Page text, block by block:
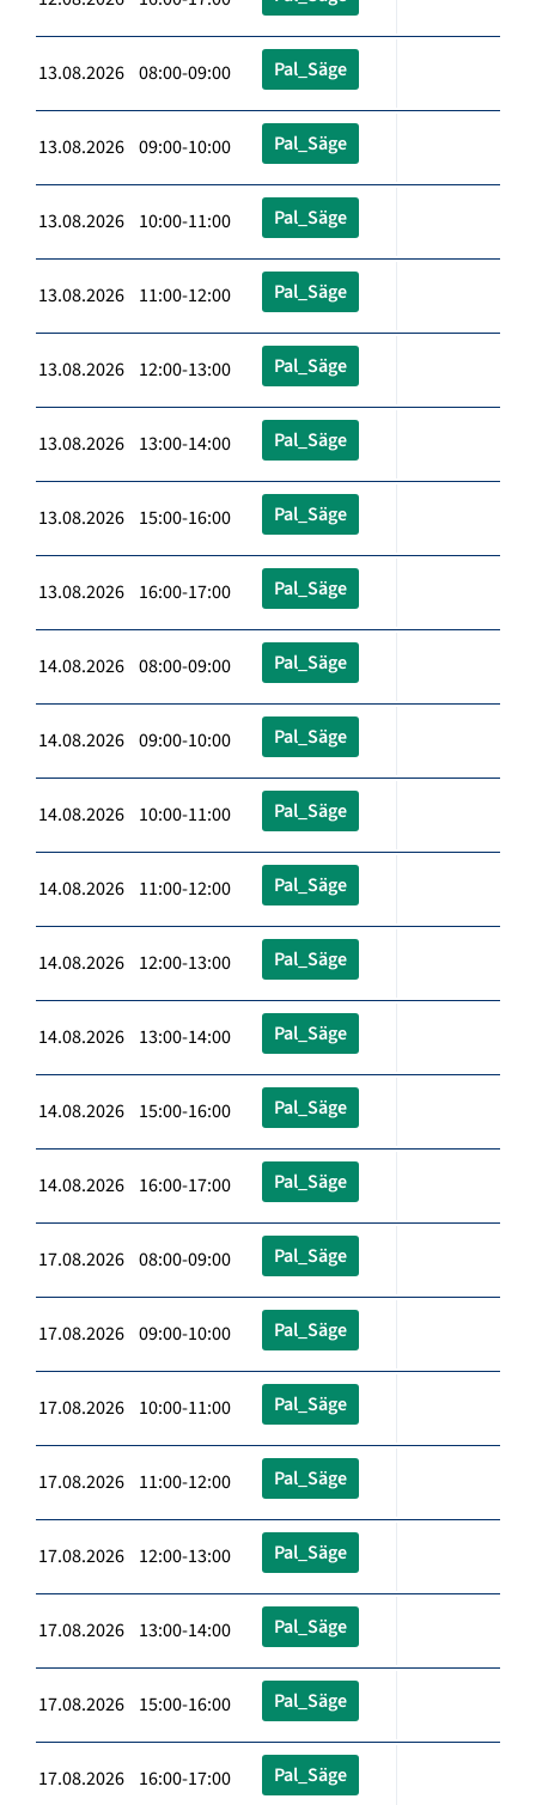
13.08.2026 08:00-09:00 Pal_Säge
13.08.2026 09:00-10:00 Pal_Säge
13.08.2026 10:00-11:00 Pal_Säge
13.08.2026 11:00-12:00 Pal_Säge
13.08.2026 12:00-13:00 Pal_Säge
13.08.2026 13:00-14:00 Pal_Säge
13.08.2026 15:00-16:00 Pal_Säge
13.08.2026 16:00-17:00 Pal_Säge
14.08.2026 08:00-09:00 Pal_Säge
14.08.2026 09:00-10:00 Pal_Säge
14.08.2026 10:00-11:00 Pal_Säge
14.08.2026 11:00-12:00 Pal_Säge
14.08.2026 12:00-13:00 Pal_Säge
14.08.2026 13:00-14:00 Pal_Säge
14.08.2026 15:00-16:00 Pal_Säge
14.08.2026 16:00-17:00 Pal_Säge
17.08.2026 08:00-09:00 Pal_Säge
17.08.2026 09:00-10:00 Pal_Säge
17.08.2026 10:00-11:00 Pal_Säge
17.08.2026 11:00-12:00 Pal_Säge
17.08.2026 12:00-13:00 Pal_Säge
17.08.2026 13:00-14:00 Pal_Säge
17.08.2026 15:00-16:00 Pal_Säge
17.08.2026 16:00-17:00 Pal_Säge